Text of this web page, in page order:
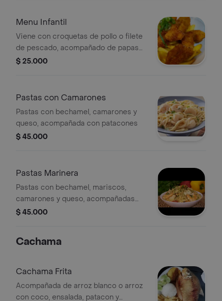
Menu Infantil
Viene con croquetas de pollo o filete
de pescado, acompañado de papas
fritas o moneditas de platano
$ 25.000
Pastas con Camarones
Pastas con bechamel, camarones y
queso, acompañada con patacones
$ 45.000
Pastas Marinera
Pastas con bechamel, mariscos,
camarones y queso, acompañadas
con patacones
$ 45.000
Cachama
Cachama Frita
Acompañada de arroz blanco o arroz
con coco, ensalada, patacon y